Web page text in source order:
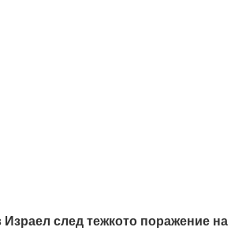
Израел след тежкото поражение на